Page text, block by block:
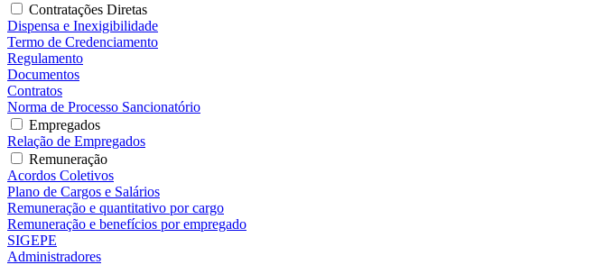
Contratações Diretas
Dispensa e Inexigibilidade
Termo de Credenciamento
Regulamento
Documentos
Contratos
Norma de Processo Sancionatório
Empregados
Relação de Empregados
Remuneração
Acordos Coletivos
Plano de Cargos e Salários
Remuneração e quantitativo por cargo
Remuneração e benefícios por empregado
SIGEPE
Administradores